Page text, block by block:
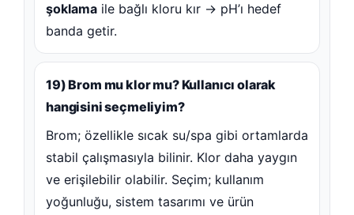
şoklama ile bağlı kloru kır → pH’ı hedef
banda getir.
19) Brom mu klor mu? Kullanıcı olarak
hangisini seçmeliyim?
Brom; özellikle sıcak su/spa gibi ortamlarda
stabil çalışmasıyla bilinir. Klor daha yaygın
ve erişilebilir olabilir. Seçim; kullanım
yoğunluğu, sistem tasarımı ve ürün